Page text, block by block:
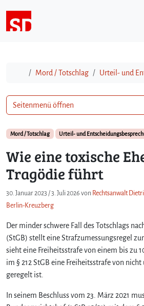
StartMord / Totschlag Urteil- und
Mord / Totschlag Urteil- und
Wie eine toxische
Tragödie führt
30. Januar 2023 /3. Juli 2026 von Rechtsanwalt
Berlin-Kreuzberg
Der minder schwere Fall des Totschlags
(StGB) stellt eine Strafzumessungsregel
sieht eine Freiheitsstrafe von einem bis zu
im § 212 StGB eine Freiheitsstrafe von
geregelt ist.
In seinem Beschluss vom 23. März 2021
Seitenmenü öffnen